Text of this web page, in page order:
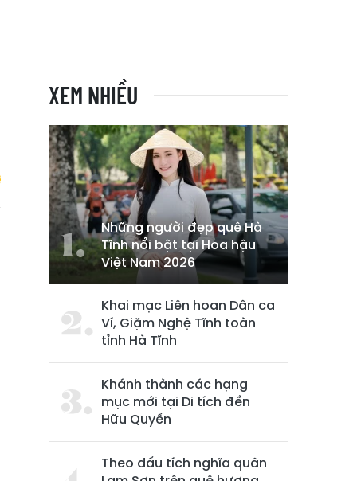
XEM NHIỀU
Những người đẹp quê Hà
Tĩnh nổi bật tại Hoa hậu
Việt Nam 2026
Khai mạc Liên hoan Dân ca
Ví, Giặm Nghệ Tĩnh toàn
tỉnh Hà Tĩnh
Khánh thành các hạng
mục mới tại Di tích đền
Hữu Quyền
Theo dấu tích nghĩa quân